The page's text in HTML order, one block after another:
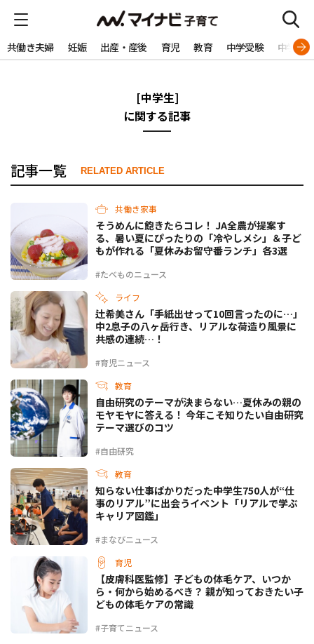
共働き夫婦 妊娠 出産・産後 育児 教育 中学受験 中学生
[中学生]
に関する記事
記事一覧 RELATED ARTICLE
共働き家事
#たべものニュース
そうめんに飽きたらコレ！ JA全農が提案す
る、暑い夏にぴったりの「冷やしメシ」＆子ど
もが作れる「夏休みお留守番ランチ」各3選
ライフ
#育児ニュース
辻希美さん「手紙出せって10回言ったのに…」
中2息子の八ヶ岳行き、リアルな荷造り風景に
共感の連続…！
教育
#自由研究
自由研究のテーマが決まらない…夏休みの親の
モヤモヤに答える！ 今年こそ知りたい自由研究
テーマ選びのコツ
教育
#まなびニュース
知らない仕事ばかりだった――中学生750人が“仕
事のリアル”に出会うイベント「リアルで学ぶ
キャリア図鑑」
育児
#子育てニュース
【皮膚科医監修】子どもの体毛ケア、いつか
ら・何から始めるべき？ 親が知っておきたい子
どもの体毛ケアの常識